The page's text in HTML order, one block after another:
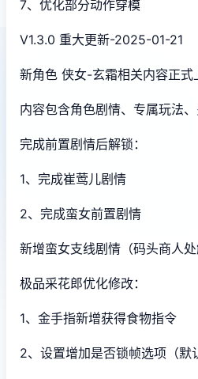
7、优化部分动作穿模
V1.3.0 重大更新-2025-01-21
新角色 侠女-玄霜相关内容正式
内容包含角色剧情、专属玩法
完成前置剧情后解锁：
1、完成崔莺儿剧情
2、完成蛮女前置剧情
新增蛮女支线剧情（码头商人处
极品采花郎优化修改：
1、金手指新增获得食物指令
2、设置增加是否锁帧选项（默